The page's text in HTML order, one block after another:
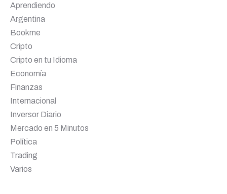
Aprendiendo
Argentina
Bookme
Cripto
Cripto en tu Idioma
Economía
Finanzas
Internacional
Inversor Diario
Mercado en 5 Minutos
Política
Trading
Varios